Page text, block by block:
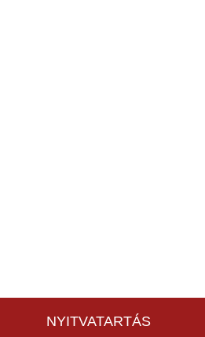
NYITVATARTÁS